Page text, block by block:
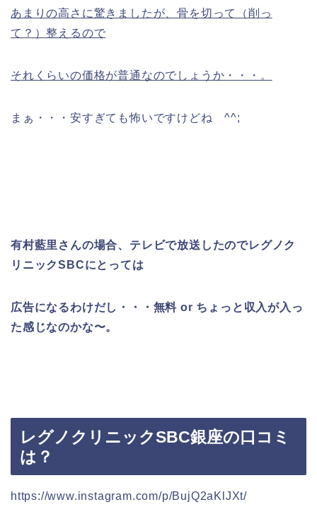
あまりの高さに驚きましたが、骨を切って（削っ
て？）整えるので
それくらいの価格が普通なのでしょうか・・・。
まぁ・・・安すぎても怖いですけどね ^^;
有村藍里さんの場合、テレビで放送したのでレグノク
リニックSBCにとっては
広告になるわけだし・・・無料 or ちょっと収入が入っ
た感じなのかな〜。
レグノクリニックSBC銀座の口コミ
は？
https://www.instagram.com/p/BujQ2aKlJXt/